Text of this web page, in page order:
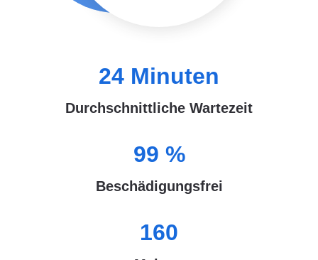
24 Minuten
Durchschnittliche Wartezeit
99 %
Beschädigungsfrei
160